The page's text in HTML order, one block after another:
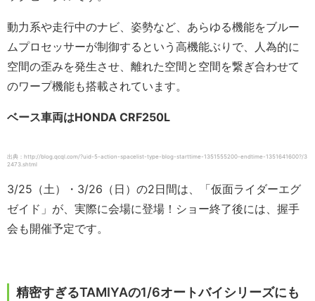
動力系や走行中のナビ、姿勢など、あらゆる機能をブルー
ムプロセッサーが制御するという高機能ぶりで、人為的に
空間の歪みを発生させ、離れた空間と空間を繋ぎ合わせて
のワープ機能も搭載されています。
ベース車両はHONDA CRF250L
出典：http://blog.qcql.com/?uid-5-action-spacelist-type-blog-starttime-1351555200-endtime-1351641600?/3
2473.shtml
3/25（土）・3/26（日）の2日間は、「仮面ライダーエグ
ゼイド」が、実際に会場に登場！ショー終了後には、握手
会も開催予定です。
精密すぎるTAMIYAの1/6オートバイシリーズにも